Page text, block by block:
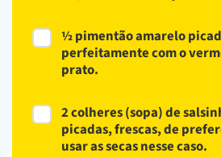
½ pimentão amarelo
perfeitamente com o
prato.
2 colheres (sopa) de
picadas, frescas, de
usar as secas nesse caso.